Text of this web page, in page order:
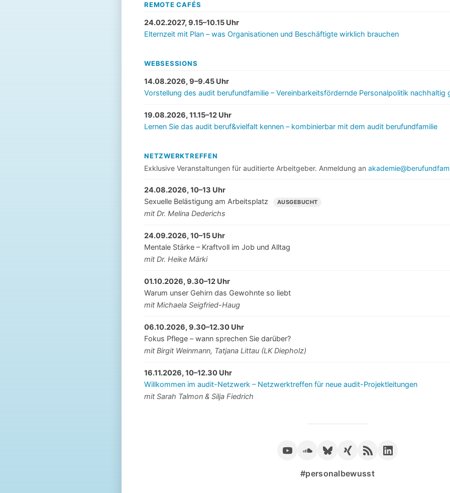
REMOTE CAFÉS
24.02.2027, 9.15–10.15 Uhr
Elternzeit mit Plan – was Organisationen und Beschäftigte wirklich brauchen
WEBSESSIONS
14.08.2026, 9–9.45 Uhr
Vorstellung des audit berufundfamilie – Vereinbarkeitsfördernde Personalpolitik nachhaltig
19.08.2026, 11.15–12 Uhr
Lernen Sie das audit beruf&vielfalt kennen – kombinierbar mit dem audit berufundfamilie
NETZWERKTREFFEN
Exklusive Veranstaltungen für auditierte Arbeitgeber. Anmeldung an
24.08.2026, 10–13 Uhr
Sexuelle Belästigung am Arbeitsplatz
AUSGEBUCHT
mit Dr. Melina Dederichs
24.09.2026, 10–15 Uhr
Mentale Stärke – Kraftvoll im Job und Alltag
mit Dr. Heike Märki
01.10.2026, 9.30–12 Uhr
Warum unser Gehirn das Gewohnte so liebt
mit Michaela Seigfried-Haug
06.10.2026, 9.30–12.30 Uhr
Fokus Pflege – wann sprechen Sie darüber?
mit Birgit Weinmann, Tatjana Littau (LK Diepholz)
16.11.2026, 10–12.30 Uhr
Willkommen im audit-Netzwerk – Netzwerktreffen für neue audit-Projektleitungen
mit Sarah Talmon & Silja Fiedrich
#personalbewusst